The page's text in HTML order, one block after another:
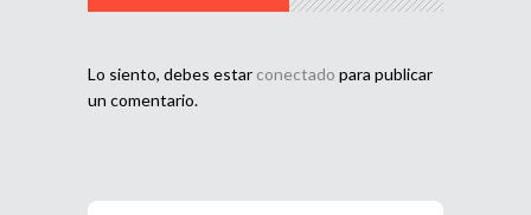
Lo siento, debes estar conectado para publicar
un comentario.